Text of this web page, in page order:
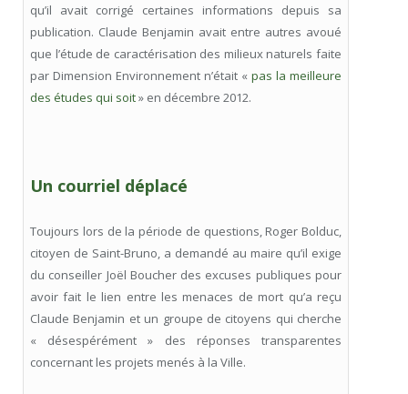
qu’il avait corrigé certaines informations depuis sa
publication. Claude Benjamin avait entre autres avoué
que l’étude de caractérisation des milieux naturels faite
par Dimension Environnement n’était « pas la meilleure
des études qui soit» en décembre 2012.
Un courriel déplacé
Toujours lors de la période de questions, Roger Bolduc,
citoyen de Saint-Bruno, a demandé au maire qu’il exige
du conseiller Joël Boucher des excuses publiques pour
avoir fait le lien entre les menaces de mort qu’a reçu
Claude Benjamin et un groupe de citoyens qui cherche
« désespérément » des réponses transparentes
concernant les projets menés à la Ville.